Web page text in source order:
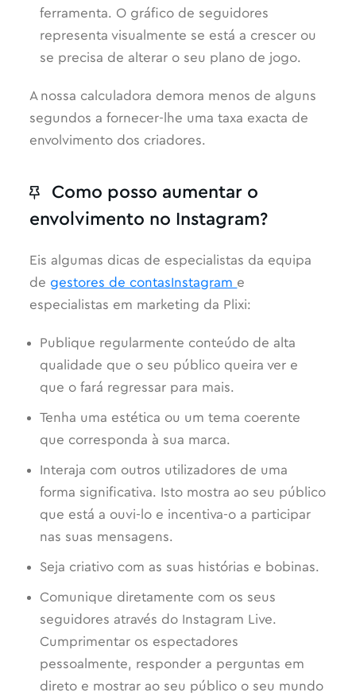
ferramenta. O gráfico de seguidores
representa visualmente se está a crescer ou
se precisa de alterar o seu plano de jogo.
A nossa calculadora demora menos de alguns
segundos a fornecer-lhe uma taxa exacta de
envolvimento dos criadores.
Como posso aumentar o
envolvimento no Instagram?
Eis algumas dicas de especialistas da equipa
de gestores de contasInstagram e
especialistas em marketing da Plixi:
Publique regularmente conteúdo de alta
qualidade que o seu público queira ver e
que o fará regressar para mais.
Tenha uma estética ou um tema coerente
que corresponda à sua marca.
Interaja com outros utilizadores de uma
forma significativa. Isto mostra ao seu público
que está a ouvi-lo e incentiva-o a participar
nas suas mensagens.
Seja criativo com as suas histórias e bobinas.
Comunique diretamente com os seus
seguidores através do Instagram Live.
Cumprimentar os espectadores
pessoalmente, responder a perguntas em
direto e mostrar ao seu público o seu mundo